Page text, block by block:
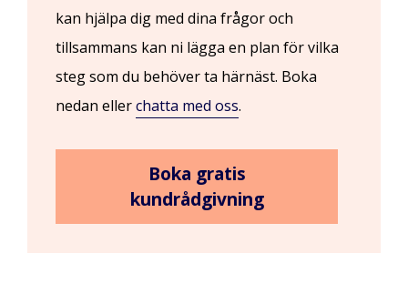
kan hjälpa dig med dina frågor och
tillsammans kan ni lägga en plan för vilka
steg som du behöver ta härnäst. Boka
nedan ellerchatta med oss.
Boka gratis
kundrådgivning